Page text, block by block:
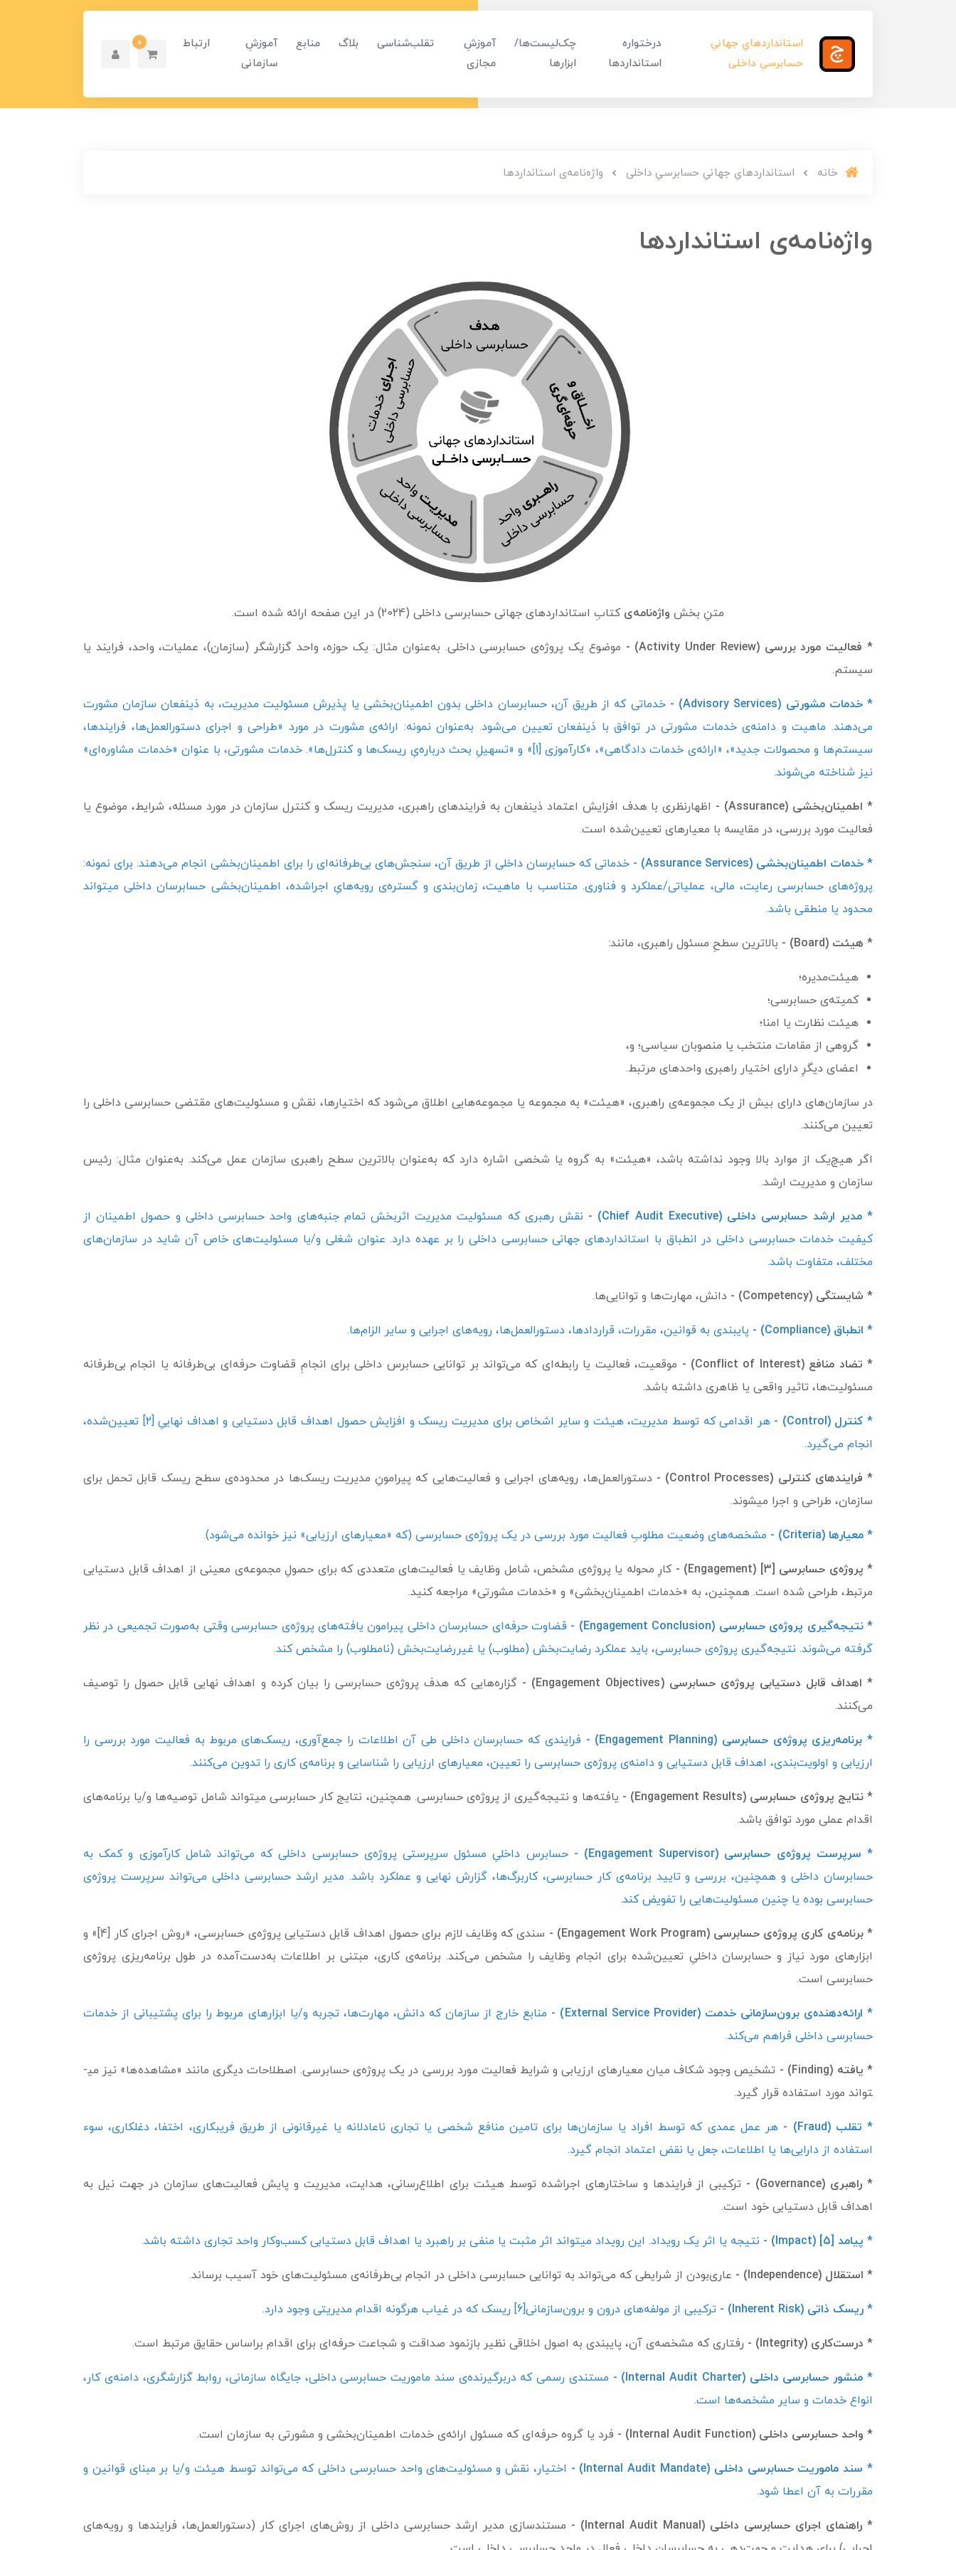
استانداردهایِ جهانیِ
حسابرسیِ داخلی
درختواره
استانداردها
چک‌لیست‌ها/
ابزارها
آموزشِ
مجازی
تقلب‌شناسی بلاگ منابع
آموزشِ
سازمانی
ارتباط 0
خانه استانداردهایِ جهانیِ حسابرسیِ داخلی واژه‌نامه‌ی استانداردها
واژه‌نامه‌ی استانداردها
متنِ بخش واژه‌نامه‌یکتابِ استانداردهای جهانی حسابرسی داخلی (2024) در این صفحه ارائه شده است.
* فعالیت مورد بررسی (Activity Under Review) -
موضوع یک پروژه‌ی حسابرسی داخلی. به‌عنوان مثال: یک حوزه، واحد گزارشگر (سازمان)، عملیات، واحد، فرایند یا
سیستم.
* خدمات مشورتی (Advisory Services) -
خدماتی که از طریق آن، حسابرسان داخلی بدون اطمینان‌بخشی یا پذیرش مسئولیت مدیریت، به ذینفعان سازمان مشورت
می‌دهند. ماهیت و دامنه‌ی خدمات مشورتی در توافق با ذینفعان تعیین می‌شود. به‌عنوان نمونه: ارائه‌ی مشورت در مورد «طراحی و اجرای دستورالعمل‌­ها، فرایندها،
سیستم­‌ها و محصولات جدید»، «ارائه‌ی خدمات دادگاهی»، «کارآموزی [1]» و «تسهیلِ بحث درباره‌یِ ریسک‌ها و کنترل‌ها». خدمات مشورتی، با عنوان «خدمات مشاوره‌ای»
نیز شناخته می‌شوند.
* اطمینان‌بخشی (Assurance) -
اظهارنظری با هدف افزایش اعتماد ذینفعان به فرایندهای راهبری، مدیریت ریسک و کنترل سازمان در مورد مسئله، شرایط، موضوع یا
فعالیت مورد بررسی، در مقایسه با معیارهای تعیین‌شده است.
* خدمات اطمینان‌بخشی (Assurance Services) -
خدماتی که حسابرسان داخلی از طریق آن، سنجش‌های بی‌طرفانه‌ای را برای اطمینان‌بخشی انجام می‌دهند. برای نمونه:
پروژه‌­های حسابرسی رعایت، مالی، عملیاتی/عملکرد و فناوری. متناسب با ماهیت، زمان‌بندی و گستره‌ی رویه‌هایِ اجراشده، اطمینان‌بخشی حسابرسان داخلی می­تواند
محدود یا منطقی باشد.
* هیئت (Board) - بالاترین سطحِ مسئول راهبری، مانند:
هیئت‌­مدیره؛
کمیته‌ی حسابرسی؛
هیئت نظارت یا امنا؛
گروهی از مقامات منتخب یا منصوبان سیاسی؛ و،
اعضای دیگرِ دارای اختیار راهبری واحدهای مرتبط.
در سازمان‌­های دارای بیش از یک مجموعه‌ی راهبری، «هیئت» به مجموعه یا مجموعه‌هایی اطلاق می‌شود که اختیارها، نقش و مسئولیت‌های مقتضی حسابرسی داخلی را
تعیین می‌کنند.
اگر هیچ‌یک از موارد بالا وجود نداشته باشد، «هیئت» به گروه یا شخصی اشاره دارد که به‌عنوان بالاترین سطح راهبری سازمان عمل می‌کند. به‌عنوان مثال: رئیس
سازمان و مدیریت ارشد.
* مدیر ارشد حسابرسی داخلی (Chief Audit Executive) -
نقش رهبری که مسئولیت مدیریت اثربخش تمام جنبه‌های واحد حسابرسی داخلی و حصول اطمینان از
کیفیت خدمات حسابرسی داخلی در انطباق با استانداردهای جهانی حسابرسی داخلی را بر عهده دارد. عنوان شغلی و/یا مسئولیت‌های خاص آن شاید در سازمان‌های
مختلف، متفاوت باشد.
* شایستگی (Competency) - دانش، مهارت‌ها و توانایی‌ها.
* انطباق (Compliance) - پایبندی به قوانین، مقررات، قراردادها، دستورالعمل­‌ها، رویه‌های اجرایی و سایر الزام‌­ها.
* تضاد منافع (Conflict of Interest) -
موقعیت، فعالیت یا رابطه‌ای که می‌تواند بر توانایی حسابرس داخلی برای انجامِ قضاوت حرفه‌ای بی‌طرفانه یا انجام بی‌طرفانه
مسئولیت‌ها، تاثیر واقعی یا ظاهری داشته باشد.
* کنترل (Control) -
هر اقدامی که توسط مدیریت، هیئت و سایر اشخاص برای مدیریت ریسک و افزایش حصول اهداف قابل دستیابی و اهداف نهاییِ [2] تعیین‌شده،
انجام می‌گیرد.
* فرایندهای کنترلی (Control Processes) -
دستورالعمل‌­ها، رویه‌های اجرایی و فعالیت‌هایی که پیرامونِ مدیریت ریسک‌ها در محدوده‌ی سطح ریسک قابل تحمل برای
سازمان، طراحی و اجرا می­شوند.
* معیار‌ها (Criteria) - مشخصه­‌های وضعیت مطلوبِ فعالیت مورد بررسی در یک پروژه‌ی حسابرسی (که «معیارهای ارزیابی» نیز خوانده می‌شود).
* پروژه‌ی حسابرسی [3] (Engagement) -
کارِ محوله‌ یا پروژه‌‌ی مشخص، شامل وظایف یا فعالیت‌های متعددی که برای حصولِ مجموعه‌ی معینی از اهداف قابل دستیابی
مرتبط، طراحی شده است. همچنین، به «خدمات اطمینان‌بخشی» و «خدمات مشورتی» مراجعه کنید.
* نتیجه‌گیری پروژه‌ی حسابرسی (Engagement Conclusion) -
قضاوت حرفه‌ای حسابرسان داخلی پیرامون یافته‌های پروژه‌ی حسابرسی وقتی به‌صورت تجمیعی در نظر
گرفته می‌شوند. نتیجه‌گیری پروژه‌ی حسابرسی، باید عملکرد رضایت‌بخش (مطلوب) یا غیررضایت‌بخش (نامطلوب) را مشخص کند.
* اهداف قابل دستیابی پروژه‌ی حسابرسی (Engagement Objectives) -
گزاره‌هایی که هدف پروژه‌ی حسابرسی را بیان کرده و اهداف نهایی قابل حصول را توصیف
می‌کنند.
* برنامه‌ریزی پروژه‌ی حسابرسی (Engagement Planning) -
فرایندی که حسابرسان داخلی طی آن اطلاعات را جمع‌آوری، ریسک‌های مربوط به فعالیت مورد بررسی را
ارزیابی و اولویت‌بندی، اهداف قابل دستیابی و دامنه‌ی پروژه‌ی حسابرسی را تعیین، معیارهای ارزیابی را شناسایی و برنامه‌ی کاری را تدوین می‌کنند.
* نتایج پروژه‌ی حسابرسی (Engagement Results) -
یافته‌ها و نتیجه‌گیری از پروژه‌ی حسابرسی. همچنین، نتایج کار حسابرسی می­تواند شامل توصیه‌ها و/یا برنامه‌های
اقدام عملی مورد توافق باشد.
* سرپرست پروژه‌ی حسابرسی (Engagement Supervisor) -
حسابرس داخلیِ مسئول سرپرستی پروژه‌ی حسابرسی داخلی که می‌تواند شامل کارآموزی و کمک به
حسابرسان داخلی و همچنین، بررسی و تایید برنامه‌ی کار حسابرسی، کاربرگ‌ها، گزارش نهایی و عملکرد باشد. مدیر ارشد حسابرسی داخلی می‌تواند سرپرست پروژه‌ی
حسابرسی بوده یا چنین مسئولیت‌هایی را تفویض کند.
* برنامه‌ی کاری پروژه‌ی حسابرسی (Engagement Work Program) -
سندی که وظایف لازم برای حصول اهداف قابل دستیابی پروژه‌ی حسابرسی، «روش اجرای کار [4]» و
ابزارهای مورد نیاز و حسابرسان داخلیِ تعیین‌شده برای انجام وظایف را مشخص می‌کند. برنامه‌ی کاری، مبتنی بر اطلاعات به­‌دست‌آمده در طول برنامه‌ریزی پروژه‌ی
حسابرسی است.
* ارائه‌­دهنده‌ی برون‌­سازمانی خدمت (External Service Provider) -
منابع خارج از سازمان که دانش، مهارت‌ها، تجربه و/یا ابزارهای مربوط را برای پشتیبانی از خدمات
حسابرسی داخلی فراهم می‌کند.
* یافته (Finding) -
تشخیص وجود شکاف میان معیار‌های ارزیابی و شرایط فعالیت مورد بررسی در یک پروژه‌ی حسابرسی. اصطلاحات دیگری مانند «مشاهده‌­ها» نیز می­
تواند مورد استفاده قرار گیرد.
* تقلب (Fraud) -
هر عمل عمدی که توسط افراد یا سازمان‌ها برای تامین منافع شخصی یا تجاری ناعادلانه یا غیرقانونی از طریق فریب­کاری، اختفا، دغل­کاری، سوء
‌استفاده از دارایی‌ها یا اطلاعات، جعل یا نقض اعتماد انجام گیرد.
* راهبری (Governance) -
ترکیبی از فرایندها و ساختارهای اجراشده توسط هیئت برای اطلاع‌رسانی، هدایت، مدیریت و پایش فعالیت‌های سازمان در جهت نیل به
اهداف قابل دستیابی خود است.
* پیامد [5] (Impact) - نتیجه یا اثر یک رویداد. این رویداد می­تواند اثر مثبت یا منفی بر راهبرد یا اهداف قابل دستیابی کسب­‌وکار واحد تجاری داشته باشد.
* استقلال (Independence) - عاری‌بودن از شرایطی که می‌تواند به توانایی حسابرسی داخلی در انجام بی‌طرفانه‌ی مسئولیت‌های خود آسیب برساند.
* ریسک ذاتی (Inherent Risk) - ترکیبی از مولفه‌های درون و برون‌سازمانی[6] ریسک که در غیاب هرگونه اقدام مدیریتی وجود دارد.
* درست‌کاری (Integrity) - رفتاری که مشخصه‌ی آن، پایبندی به اصول اخلاقی نظیر بازنمود صداقت و شجاعت حرفه‌ای برای اقدام براساس حقایق مرتبط است.
* منشور حسابرسی داخلی (Internal Audit Charter) -
مستندی رسمی که دربرگیرنده‌ی سند ماموریت حسابرسی داخلی، جایگاه سازمانی، روابط گزارشگری، دامنه‌ی کار،
انواع خدمات و سایر مشخصه‌­ها است.
* واحد حسابرسی داخلی (Internal Audit Function) - فرد یا گروه حرفه‌ای که مسئول ارائه‌ی خدمات اطمینان‌بخشی و مشورتی به سازمان است.
* سند ماموریت حسابرسی داخلی (Internal Audit Mandate) -
اختیار، نقش و مسئولیت‌های واحد حسابرسی داخلی که می‌تواند توسط هیئت و/یا بر مبنای قوانین و
مقررات به آن اعطا شود.
* راهنمای اجرای حسابرسی داخلی (Internal Audit Manual) -
مستندسازی مدیر ارشد حسابرسی داخلی از روش‌های اجرای کار (دستورالعمل­­‌ها، فرایندها و رویه‌های